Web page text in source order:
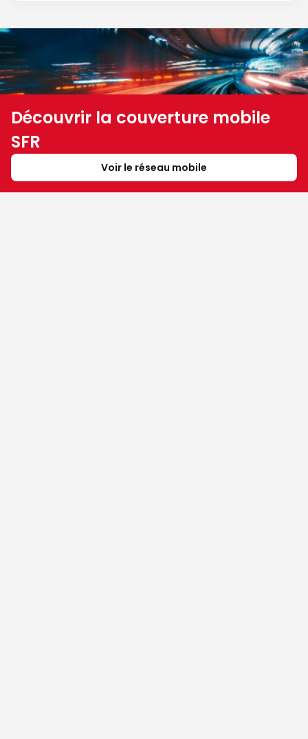
Découvrir la couverture mobile
SFR
Voir le réseau mobile